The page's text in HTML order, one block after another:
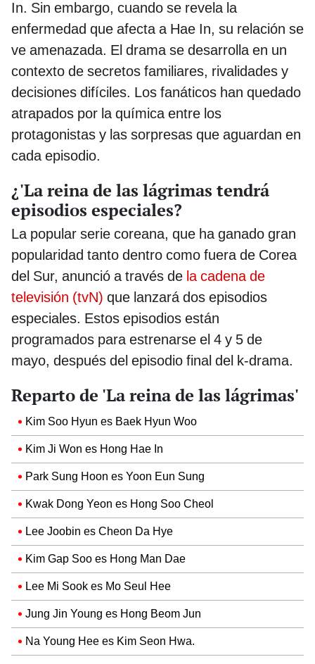
In. Sin embargo, cuando se revela la
enfermedad que afecta a Hae In, su relación se
ve amenazada. El drama se desarrolla en un
contexto de secretos familiares, rivalidades y
decisiones difíciles. Los fanáticos han quedado
atrapados por la química entre los
protagonistas y las sorpresas que aguardan en
cada episodio.
¿'La reina de las lágrimas tendrá
episodios especiales?
La popular serie coreana, que ha ganado gran
popularidad tanto dentro como fuera de Corea
del Sur, anunció a través de la cadena de
televisión (tvN) que lanzará dos episodios
especiales. Estos episodios están
programados para estrenarse el 4 y 5 de
mayo, después del episodio final del k-drama.
Reparto de 'La reina de las lágrimas'
Kim Soo Hyun es Baek Hyun Woo
Kim Ji Won es Hong Hae In
Park Sung Hoon es Yoon Eun Sung
Kwak Dong Yeon es Hong Soo Cheol
Lee Joobin es Cheon Da Hye
Kim Gap Soo es Hong Man Dae
Lee Mi Sook es Mo Seul Hee
Jung Jin Young es Hong Beom Jun
Na Young Hee es Kim Seon Hwa.